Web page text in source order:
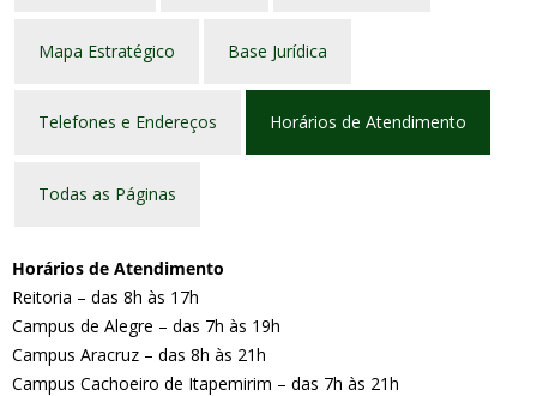
Mapa Estratégico Base Jurídica
Telefones e Endereços Horários de Atendimento
Todas as Páginas
Horários de Atendimento
Reitoria – das 8h às 17h
Campus de Alegre – das 7h às 19h
Campus Aracruz – das 8h às 21h
Campus Cachoeiro de Itapemirim – das 7h às 21h